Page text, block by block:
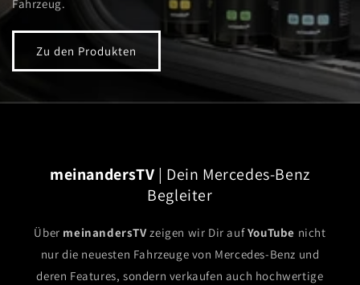
Fahrzeug.
Zu den Produkten
meinandersTV | Dein Mercedes-Benz
Begleiter
Über meinandersTVzeigen wir Dir aufYouTube nicht
nur die neuesten Fahrzeuge von Mercedes-Benz und
deren Features, sondern verkaufen auch hochwertige